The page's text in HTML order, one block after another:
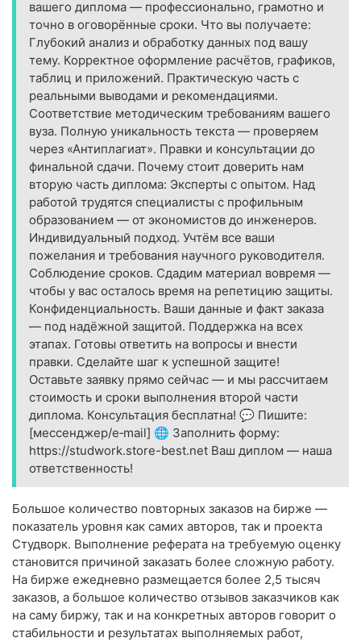
вашего диплома — профессионально, грамотно и
точно в оговорённые сроки. Что вы получаете:
Глубокий анализ и обработку данных под вашу
тему. Корректное оформление расчётов, графиков,
таблиц и приложений. Практическую часть с
реальными выводами и рекомендациями.
Соответствие методическим требованиям вашего
вуза. Полную уникальность текста — проверяем
через «Антиплагиат». Правки и консультации до
финальной сдачи. Почему стоит доверить нам
вторую часть диплома: Эксперты с опытом. Над
работой трудятся специалисты с профильным
образованием — от экономистов до инженеров.
Индивидуальный подход. Учтём все ваши
пожелания и требования научного руководителя.
Соблюдение сроков. Сдадим материал вовремя —
чтобы у вас осталось время на репетицию защиты.
Конфиденциальность. Ваши данные и факт заказа
— под надёжной защитой. Поддержка на всех
этапах. Готовы ответить на вопросы и внести
правки. Сделайте шаг к успешной защите!
Оставьте заявку прямо сейчас — и мы рассчитаем
стоимость и сроки выполнения второй части
диплома. Консультация бесплатна! 💬 Пишите:
[мессенджер/e‑mail] 🌐 Заполнить форму:
https://studwork.store-best.net Ваш диплом — наша
ответственность!
Большое количество повторных заказов на бирже —
показатель уровня как самих авторов, так и проекта
Студворк. Выполнение реферата на требуемую оценку
становится причиной заказать более сложную работу.
На бирже ежедневно размещается более 2,5 тысяч
заказов, а большое количество отзывов заказчиков как
на саму биржу, так и на конкретных авторов говорит о
стабильности и результатах выполняемых работ,